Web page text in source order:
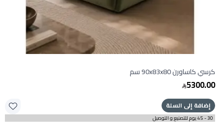
كرسي كاساورن 90x83x80 سم
5300.00
إضافة إلى السلة
30 - 45 يوم للتصنيع و التوصيل